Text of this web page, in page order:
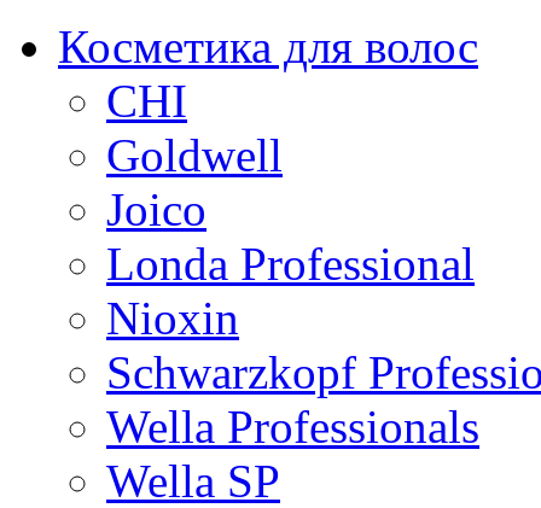
Косметика для волос
CHI
Goldwell
Joico
Londa Professional
Nioxin
Schwarzkopf
Wella Professionals
Wella SP